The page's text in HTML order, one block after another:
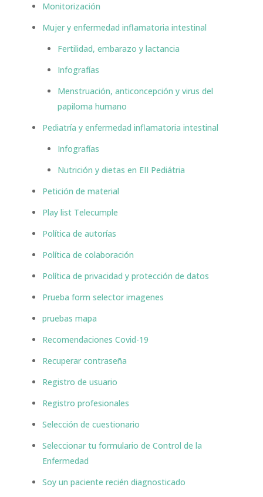
Monitorización
Mujer y enfermedad inflamatoria intestinal
Fertilidad, embarazo y lactancia
Infografías
Menstruación, anticoncepción y virus del
papiloma humano
Pediatría y enfermedad inflamatoria intestinal
Infografías
Nutrición y dietas en EII Pediátria
Petición de material
Play list Telecumple
Política de autorías
Política de colaboración
Política de privacidad y protección de datos
Prueba form selector imagenes
pruebas mapa
Recomendaciones Covid-19
Recuperar contraseña
Registro de usuario
Registro profesionales
Selección de cuestionario
Seleccionar tu formulario de Control de la
Enfermedad
Soy un paciente recién diagnosticado